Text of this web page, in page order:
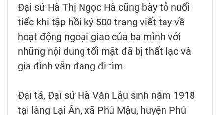
Đại sứ Hà Thị Ngọc Hà cũng bày tỏ nuối
tiếc khi tập hồi ký 500 trang viết tay về
hoạt động ngoại giao của ba mình với
những nội dung tối mật đã bị thất lạc và
gia đình vẫn đang đi tìm.
Đại tá, Đại sứ Hà Văn Lâu sinh năm 1918
tại làng Lại Ân, xã Phú Mậu, huyện Phú